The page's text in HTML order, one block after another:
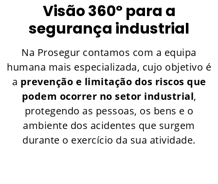
Visão 360º para a
segurança industrial
Na Prosegur contamos com a equipa
humana mais especializada, cujo objetivo é
a prevenção e limitação dos riscos que
podem ocorrer no setor industrial,
protegendo as pessoas, os bens e o
ambiente dos acidentes que surgem
durante o exercício da sua atividade.